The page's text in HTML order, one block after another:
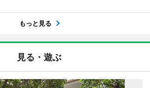
もっと見る
見る・遊ぶ